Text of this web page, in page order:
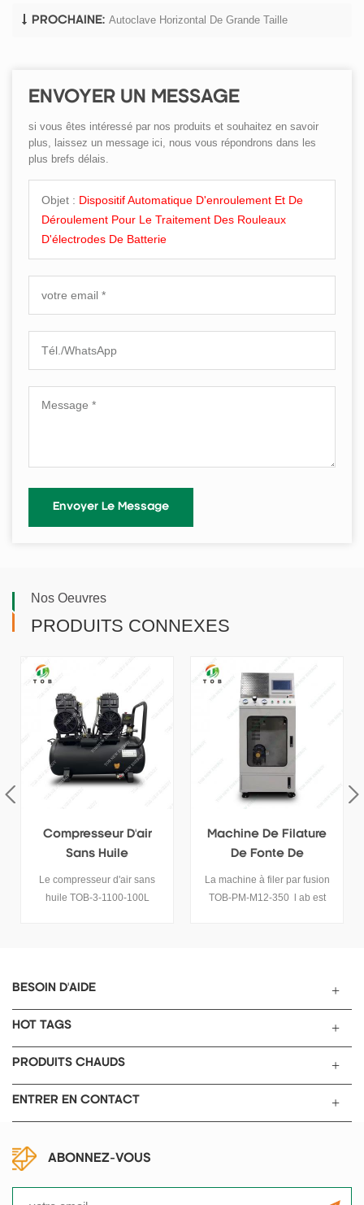
PROCHAINE: Autoclave Horizontal De Grande Taille
ENVOYER UN MESSAGE
si vous êtes intéressé par nos produits et souhaitez en savoir
plus, laissez un message ici, nous vous répondrons dans les
plus brefs délais.
Objet : Dispositif Automatique D'enroulement Et De
Déroulement Pour Le Traitement Des Rouleaux
D'électrodes De Batterie
Nos Oeuvres
PRODUITS CONNEXES
Machine De Filature
De Fonte De
Laboratoire
La machine à filer par fusion
TOB-PM-M12-350 l ab est
carbone, qui peut réaliser la
la formation de fibre chimique,
charbon ou autre modification
Machine De Filature
Humide Multicouche
La machine de filature humide
multicouche TOB-MSF-100 est
pulvérisé à travers le trou de la
BESOIN D'AIDE
HOT TAGS
PRODUITS CHAUDS
ENTRER EN CONTACT
ABONNEZ-VOUS